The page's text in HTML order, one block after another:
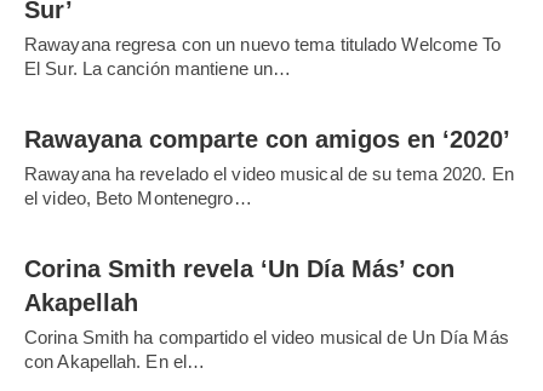
Sur’
Rawayana regresa con un nuevo tema titulado Welcome To
El Sur. La canción mantiene un…
Rawayana comparte con amigos en ‘2020’
Rawayana ha revelado el video musical de su tema 2020. En
el video, Beto Montenegro…
Corina Smith revela ‘Un Día Más’ con
Akapellah
Corina Smith ha compartido el video musical de Un Día Más
con Akapellah. En el…